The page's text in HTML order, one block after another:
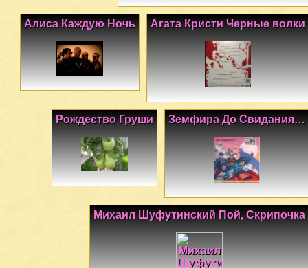
Агата Кристи Черные волки
Алиса Каждую Ночь
Земфира До Свидания…
Рождество Груши
Михаил Шуфутинский Пой, Скрипочка